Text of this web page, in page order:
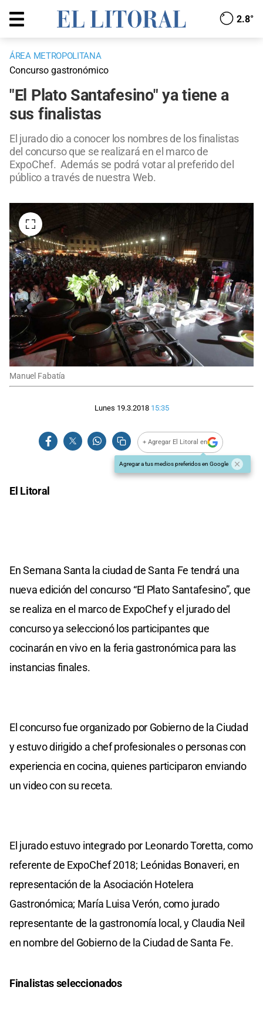
2.8°
ÁREA METROPOLITANA
Concurso gastronómico
"El Plato Santafesino" ya tiene a
sus finalistas
El jurado dio a conocer los nombres de los finalistas
del concurso que se realizará en el marco de
ExpoChef. Además se podrá votar al preferido del
público a través de nuestra Web.
Manuel Fabatía
Lunes 19.3.2018 15:35
+ Agregar El Litoral en
Agregar a tus medios preferidos en Google
El Litoral
En Semana Santa la ciudad de Santa Fe tendrá una
nueva edición del concurso “El Plato Santafesino”, que
se realiza en el marco de ExpoChef y el jurado del
concurso ya seleccionó los participantes que
cocinarán en vivo en la feria gastronómica para las
instancias finales.
El concurso fue organizado por Gobierno de la Ciudad
y estuvo dirigido a chef profesionales o personas con
experiencia en cocina, quienes participaron enviando
un video con su receta.
El jurado estuvo integrado por Leonardo Toretta, como
referente de ExpoChef 2018; Leónidas Bonaveri, en
representación de la Asociación Hotelera
Gastronómica; María Luisa Verón, como jurado
representante de la gastronomía local, y Claudia Neil
en nombre del Gobierno de la Ciudad de Santa Fe.
Finalistas seleccionados